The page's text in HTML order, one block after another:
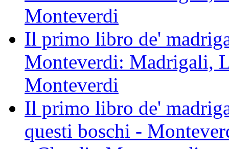
Monteverdi
Il primo libro de'
Monteverdi: Madrigali,
Monteverdi
Il primo libro de'
questi boschi -